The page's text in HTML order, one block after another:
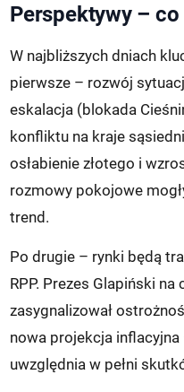
Perspektywy – co
W najbliższych dniach
pierwsze – rozwój
eskalacja (blokada
konfliktu na kraje
osłabienie złotego i
rozmowy pokojowe
trend.
Po drugie – rynki będą
RPP. Prezes Glapiński
zasygnalizował
nowa projekcja
uwzględnia w pełni